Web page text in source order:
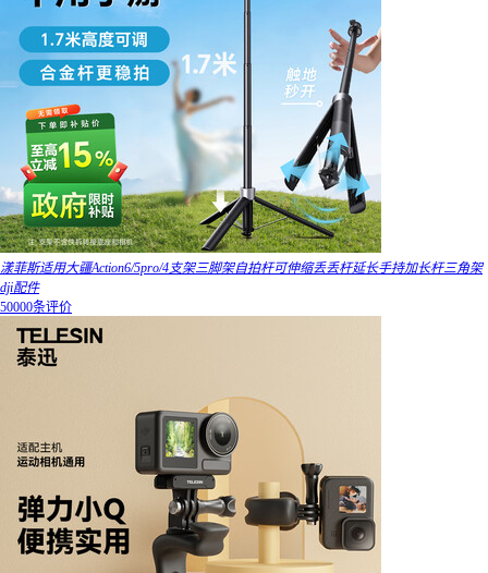
漾菲斯适用大疆Action6/5pro/4支架三脚架自拍杆可伸缩丢丢杆延长手持加长杆三角架
dji配件
50000条评价